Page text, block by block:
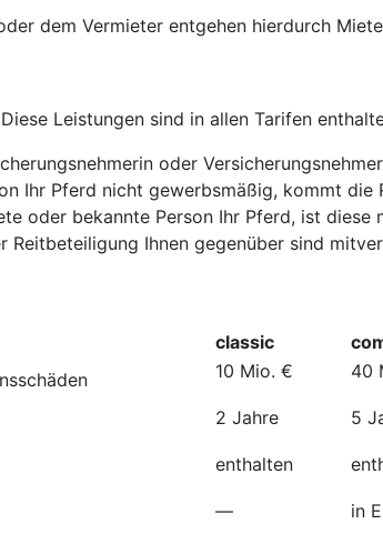
dem Vermieter entgehen hierdurch
Leistungen sind in allen Tarifen
oder
Ihr Pferd nicht gewerbsmäßig, kommt die
oder bekannte Person Ihr Pferd, ist diese
Ihnen gegenüber sind
classic
10 Mio. € 40
2 Jahre 5
enthalten
— in